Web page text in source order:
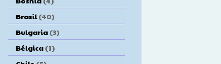
Brasil (40)
Bulgaria (3)
Bélgica (1)